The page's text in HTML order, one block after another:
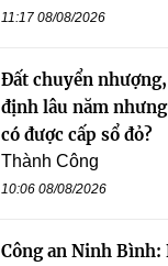
11:17 08/08/2026
Đất chuyển
định lâu năm
có được cấp sổ đỏ?
Thành Công
10:06 08/08/2026
Công an Ninh Bình: